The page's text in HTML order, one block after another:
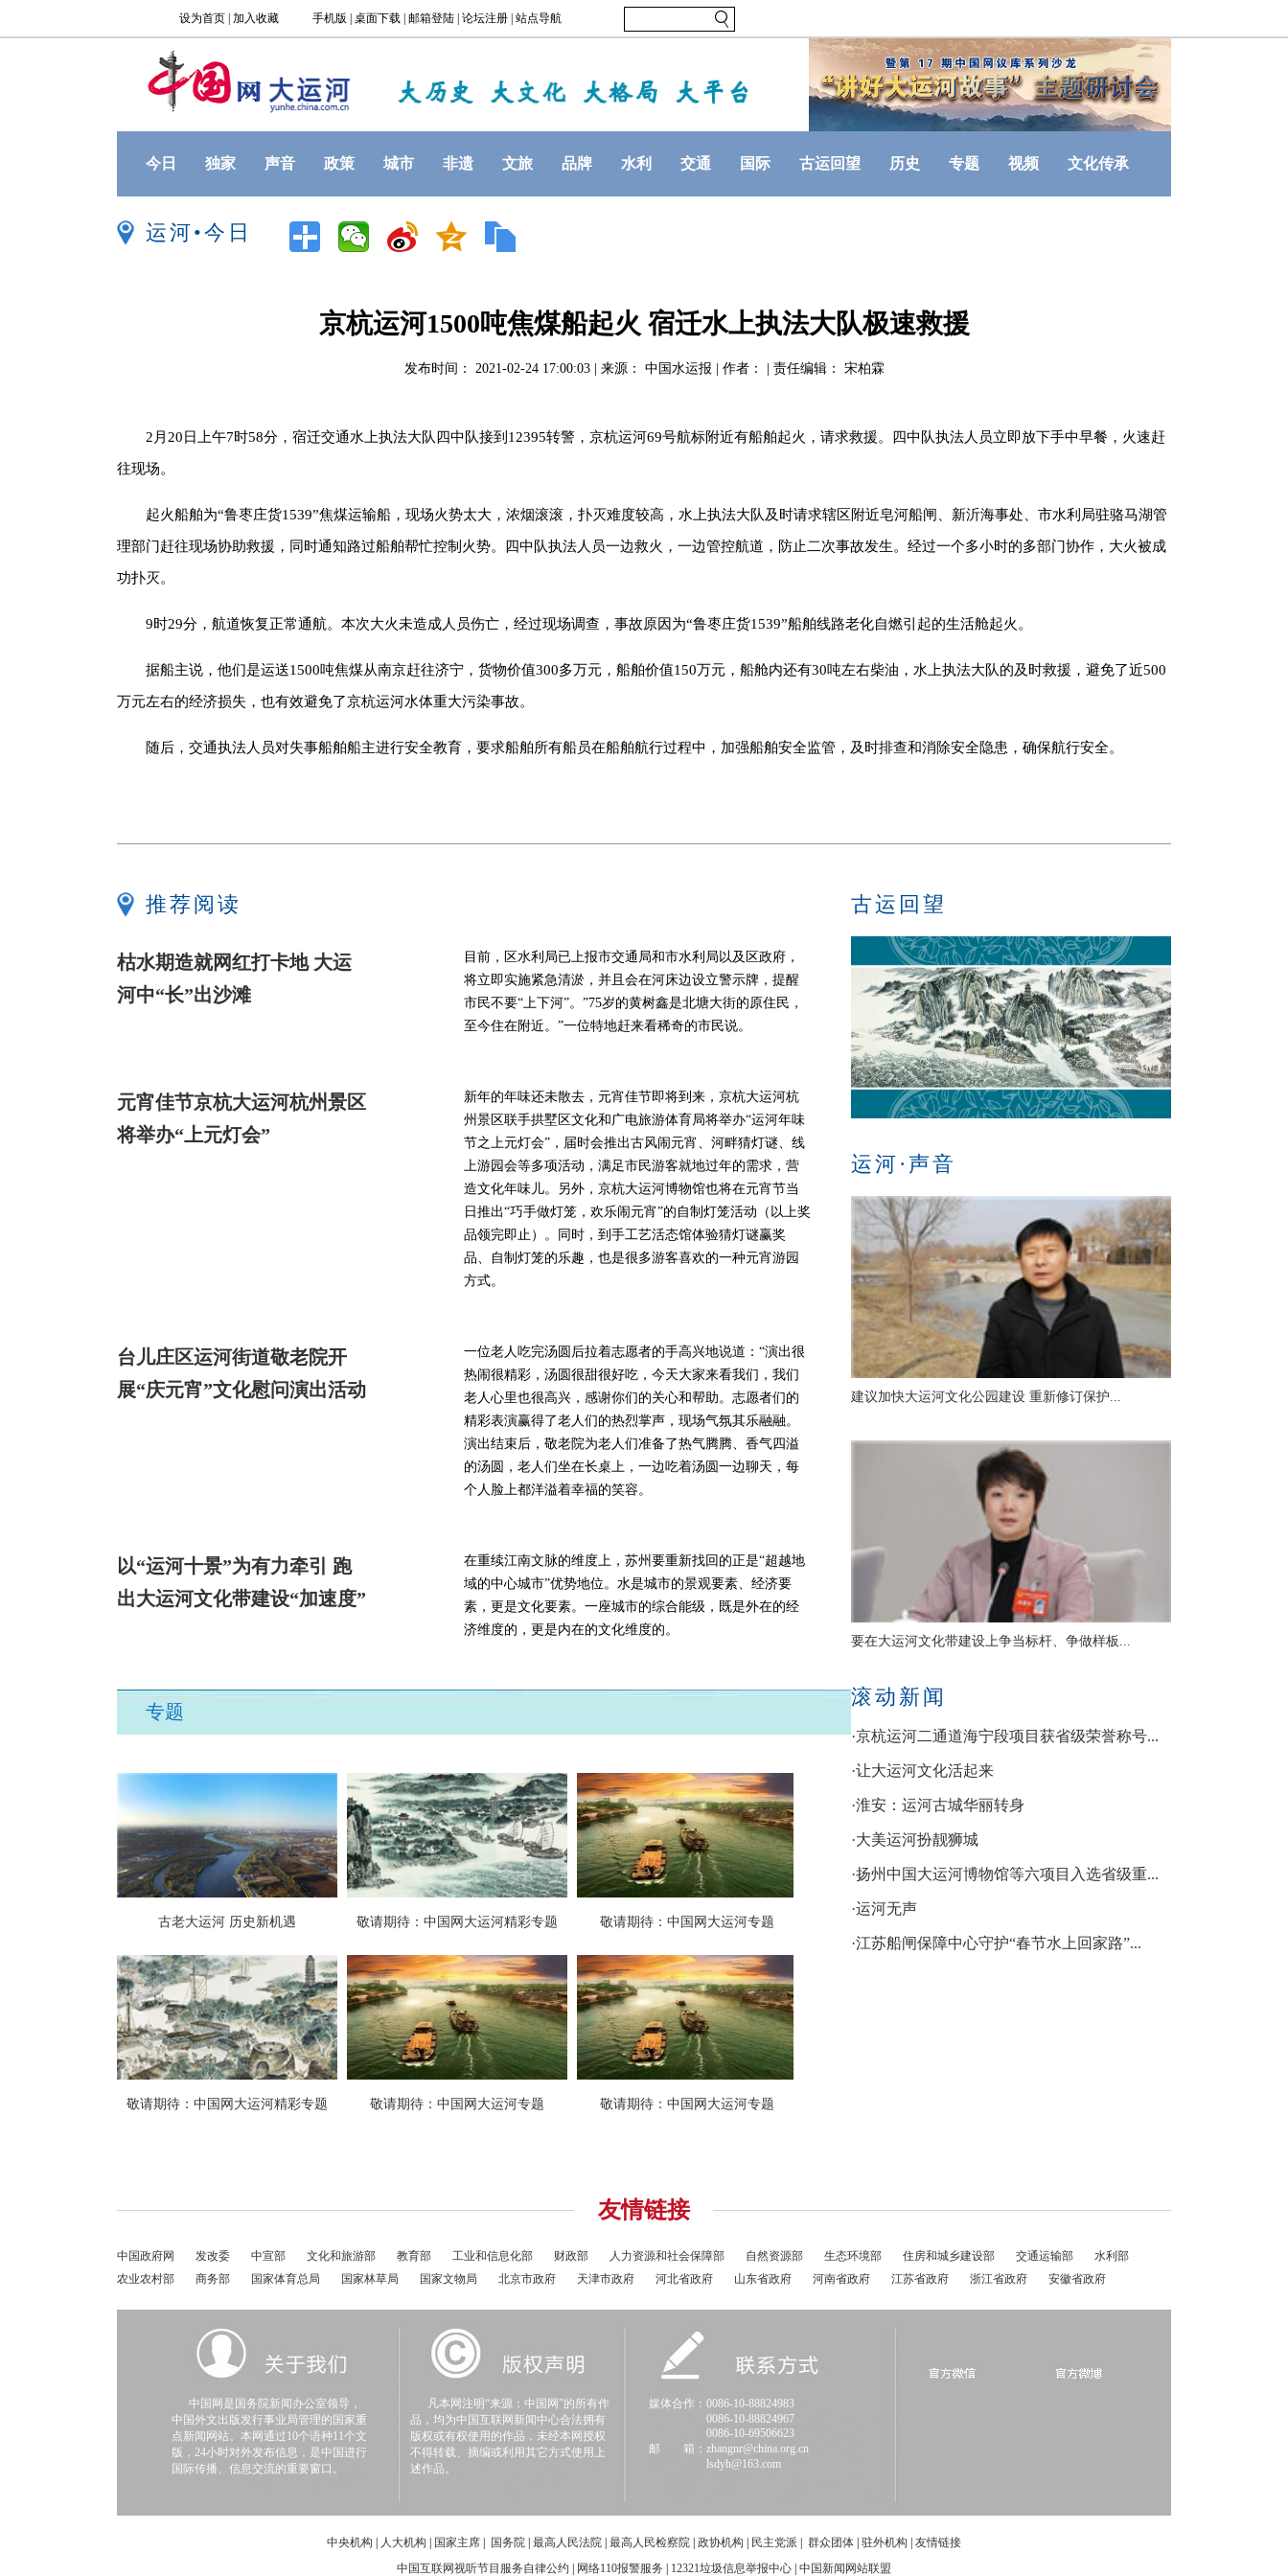
今日 独家 声音 政策 城市 非遗 文旅 品牌 水利 交通 国际 古运回望 历史 专题 视频 文化传承
运河•今日
京杭运河1500吨焦煤船起火 宿迁水上执法大队极速救援
发布时间： 2021-02-24 17:00:03 | 来源： 中国水运报 | 作者： | 责任编辑： 宋柏霖
2月20日上午7时58分，宿迁交通水上执法大队四中队接到12395转警，京杭运河69号航标附近有船舶起火，请求救援。四中队执法人员立即放下手中早餐，火速赶
往现场。
起火船舶为“鲁枣庄货1539”焦煤运输船，现场火势太大，浓烟滚滚，扑灭难度较高，水上执法大队及时请求辖区附近皂河船闸、新沂海事处、市水利局驻骆马湖管
理部门赶往现场协助救援，同时通知路过船舶帮忙控制火势。四中队执法人员一边救火，一边管控航道，防止二次事故发生。经过一个多小时的多部门协作，大火被成
功扑灭。
9时29分，航道恢复正常通航。本次大火未造成人员伤亡，经过现场调查，事故原因为“鲁枣庄货1539”船舶线路老化自燃引起的生活舱起火。
据船主说，他们是运送1500吨焦煤从南京赶往济宁，货物价值300多万元，船舶价值150万元，船舱内还有30吨左右柴油，水上执法大队的及时救援，避免了近500
万元左右的经济损失，也有效避免了京杭运河水体重大污染事故。
随后，交通执法人员对失事船舶船主进行安全教育，要求船舶所有船员在船舶航行过程中，加强船舶安全监管，及时排查和消除安全隐患，确保航行安全。
推荐阅读
枯水期造就网红打卡地 大运
河中“长”出沙滩
目前，区水利局已上报市交通局和市水利局以及区政府，
将立即实施紧急清淤，并且会在河床边设立警示牌，提醒
市民不要“上下河”。”75岁的黄树鑫是北塘大街的原住民，
至今住在附近。”一位特地赶来看稀奇的市民说。
元宵佳节京杭大运河杭州景区
将举办“上元灯会”
新年的年味还未散去，元宵佳节即将到来，京杭大运河杭
州景区联手拱墅区文化和广电旅游体育局将举办“运河年味
节之上元灯会”，届时会推出古风闹元宵、河畔猜灯谜、线
上游园会等多项活动，满足市民游客就地过年的需求，营
造文化年味儿。另外，京杭大运河博物馆也将在元宵节当
日推出“巧手做灯笼，欢乐闹元宵”的自制灯笼活动（以上奖
品领完即止）。同时，到手工艺活态馆体验猜灯谜赢奖
品、自制灯笼的乐趣，也是很多游客喜欢的一种元宵游园
方式。
台儿庄区运河街道敬老院开
展“庆元宵”文化慰问演出活动
一位老人吃完汤圆后拉着志愿者的手高兴地说道：“演出很
热闹很精彩，汤圆很甜很好吃，今天大家来看我们，我们
老人心里也很高兴，感谢你们的关心和帮助。志愿者们的
精彩表演赢得了老人们的热烈掌声，现场气氛其乐融融。
演出结束后，敬老院为老人们准备了热气腾腾、香气四溢
的汤圆，老人们坐在长桌上，一边吃着汤圆一边聊天，每
个人脸上都洋溢着幸福的笑容。
以“运河十景”为有力牵引 跑
出大运河文化带建设“加速度”
在重续江南文脉的维度上，苏州要重新找回的正是“超越地
域的中心城市”优势地位。水是城市的景观要素、经济要
素，更是文化要素。一座城市的综合能级，既是外在的经
济维度的，更是内在的文化维度的。
古运回望
运河·声音
建议加快大运河文化公园建设 重新修订保护...
要在大运河文化带建设上争当标杆、争做样板...
滚动新闻
·京杭运河二通道海宁段项目获省级荣誉称号...
·让大运河文化活起来
·淮安：运河古城华丽转身
·大美运河扮靓狮城
·扬州中国大运河博物馆等六项目入选省级重...
·运河无声
·江苏船闸保障中心守护“春节水上回家路”...
友情链接
中国政府网 发改委 中宣部 文化和旅游部 教育部 工业和信息化部 财政部 人力资源和社会保障部 自然资源部 生态环境部 住房和城乡建设部 交通运输部
水利部
农业农村部
商务部 国家体育总局 国家林草局 国家文物局 北京市政府 天津市政府 河北省政府 山东省政府 河南省政府 江苏省政府 浙江省政府 安徽省政府
中国网是国务院新闻办公室领导，
中国外文出版发行事业局管理的国家重
点新闻网站。本网通过10个语种11个文
版，24小时对外发布信息，是中国进行
国际传播、信息交流的重要窗口。
凡本网注明“来源：中国网”的所有作
品，均为中国互联网新闻中心合法拥有
版权或有权使用的作品，未经本网授权
不得转载、摘编或利用其它方式使用上
述作品。
媒体合作：0086-10-88824983
0086-10-88824967
0086-10-69506623
邮 箱：zhangnr@china.org.cn
lsdyh@163.com
中央机构 人大机构 国家主席 国务院 最高人民法院 最高人民检察院 政协机构 民主党派 群众团体 驻外机构
友情链接
中国互联网视听节目服务自律公约
网络110报警服务 12321垃圾信息举报中心 中国新闻网站联盟